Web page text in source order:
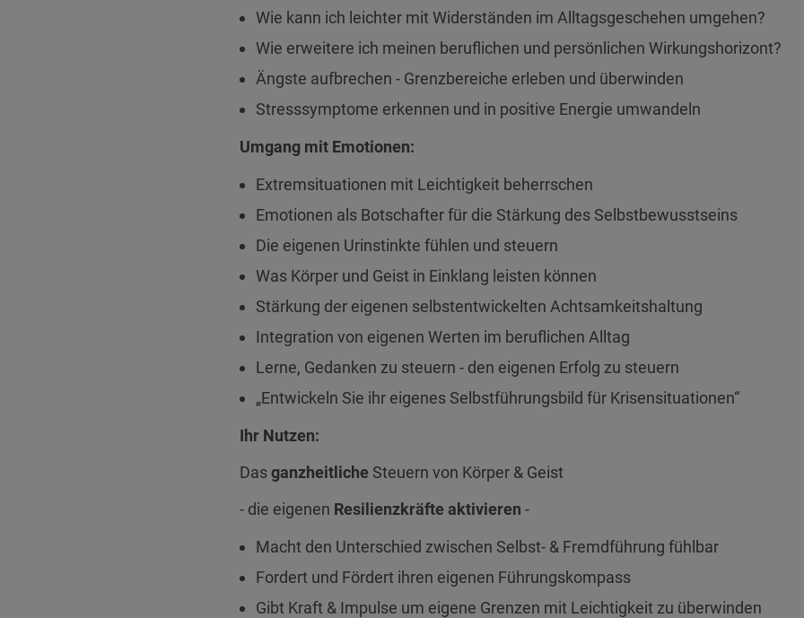
Wie kann ich leichter mit Widerständen im Alltagsgeschehen umgehen?
Wie erweitere ich meinen beruflichen und persönlichen Wirkungshorizont?
Ängste aufbrechen - Grenzbereiche erleben und überwinden
Stresssymptome erkennen und in positive Energie umwandeln
Umgang mit Emotionen:
Extremsituationen mit Leichtigkeit beherrschen
Emotionen als Botschafter für die Stärkung des Selbstbewusstseins
Die eigenen Urinstinkte fühlen und steuern
Was Körper und Geist in Einklang leisten können
Stärkung der eigenen selbstentwickelten Achtsamkeitshaltung
Integration von eigenen Werten im beruflichen Alltag
Lerne, Gedanken zu steuern - den eigenen Erfolg zu steuern
„Entwickeln Sie ihr eigenes Selbstführungsbild für Krisensituationen“
Ihr Nutzen:
Dasganzheitliche Steuern von Körper & Geist
- die eigenen Resilienzkräfte aktivieren -
Macht den Unterschied zwischen Selbst- & Fremdführung fühlbar
Fordert und Fördert ihren eigenen Führungskompass
Gibt Kraft & Impulse um eigene Grenzen mit Leichtigkeit zu überwinden